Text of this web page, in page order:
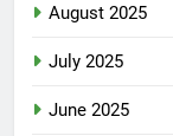
August 2025
July 2025
June 2025